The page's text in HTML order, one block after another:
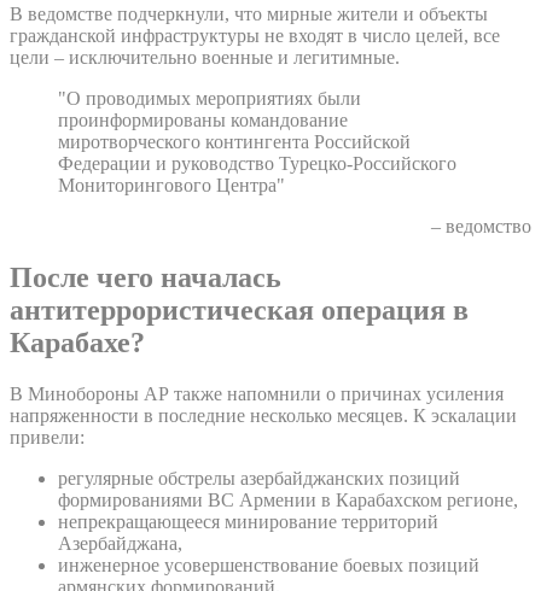
В ведомстве подчеркнули, что мирные жители и объекты
гражданской инфраструктуры не входят в число целей, все
цели – исключительно военные и легитимные.
"О проводимых мероприятиях были
проинформированы командование
миротворческого контингента Российской
Федерации и руководство Турецко-Российского
Мониторингового Центра"
– ведомство
После чего началась
антитеррористическая операция в
Карабахе?
В Минобороны АР также напомнили о причинах усиления
напряженности в последние несколько месяцев. К эскалации
привели:
регулярные обстрелы азербайджанских позиций
формированиями ВС Армении в Карабахском регионе,
непрекращающееся минирование территорий
Азербайджана,
инженерное усовершенствование боевых позиций
армянских формирований,